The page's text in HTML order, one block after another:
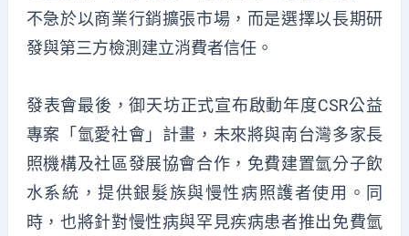
不急於以商業行銷擴張市場，而是選擇以長期研
發與第三方檢測建立消費者信任。
發表會最後，御天坊正式宣布啟動年度CSR公益
專案「氫愛社會」計畫，未來將與南台灣多家長
照機構及社區發展協會合作，免費建置氫分子飲
水系統，提供銀髮族與慢性病照護者使用。同
時，也將針對慢性病與罕見疾病患者推出免費氫